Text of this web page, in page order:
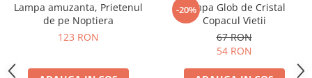
Lampa amuzanta, Prietenul
de pe Noptiera
123 RON
-20%
Lampa Glob de Cristal
Copacul Vietii
67 RON
54 RON